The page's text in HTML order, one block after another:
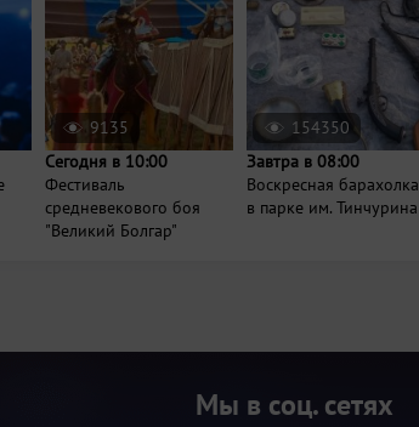
9135
Сегодня в 10:00
Фестиваль
средневекового боя
"Великий Болгар"
154350
Завтра в 08:00
Воскресная барахолка
в парке им. Тинчурина
Мы в соц. сетях